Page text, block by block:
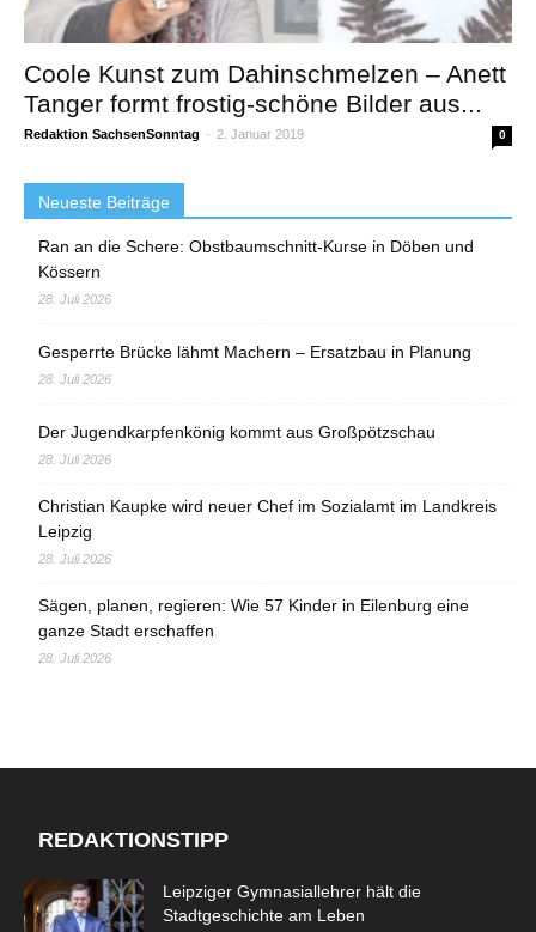
Coole Kunst zum Dahinschmelzen – Anett
Tanger formt frostig-schöne Bilder aus...
Redaktion SachsenSonntag - 2. Januar 2019 0
Neueste Beiträge
Ran an die Schere: Obstbaumschnitt-Kurse in Döben und
Kössern
28. Juli 2026
Gesperrte Brücke lähmt Machern – Ersatzbau in Planung
28. Juli 2026
Der Jugendkarpfenkönig kommt aus Großpötzschau
28. Juli 2026
Christian Kaupke wird neuer Chef im Sozialamt im Landkreis
Leipzig
28. Juli 2026
Sägen, planen, regieren: Wie 57 Kinder in Eilenburg eine
ganze Stadt erschaffen
28. Juli 2026
REDAKTIONSTIPP
Leipziger Gymnasiallehrer hält die
Stadtgeschichte am Leben